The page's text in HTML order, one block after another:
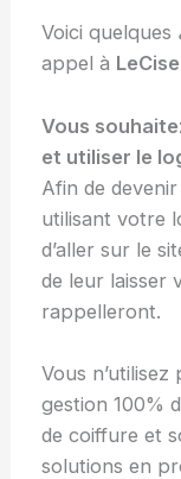
Voici quelques
appel à
Vous
et utiliser le
Afin de
utilisant votre
d’aller sur le
de leur laisser
rappelleront.
Vous
gestion 100%
de coiffure et
solutions en